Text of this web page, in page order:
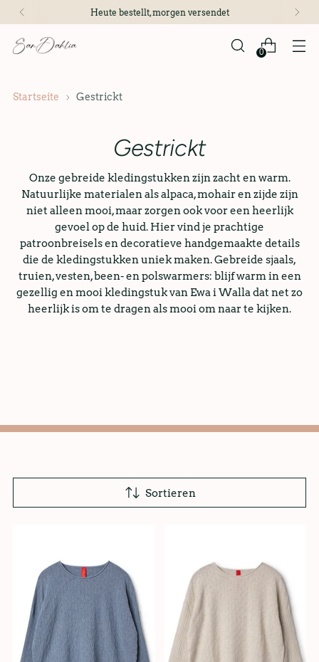
Heute bestellt, morgen versendet
0
Startseite Gestrickt
Gestrickt
Onze gebreide kledingstukken zijn zacht en warm.
Natuurlijke materialen als alpaca, mohair en zijde zijn
niet alleen mooi, maar zorgen ook voor een heerlijk
gevoel op de huid. Hier vind je prachtige
patroonbreisels en decoratieve handgemaakte details
die de kledingstukken uniek maken. Gebreide sjaals,
truien, vesten, been- en polswarmers: blijf warm in een
gezellig en mooi kledingstuk van Ewa i Walla dat net zo
heerlijk is om te dragen als mooi om naar te kijken.
Sortieren